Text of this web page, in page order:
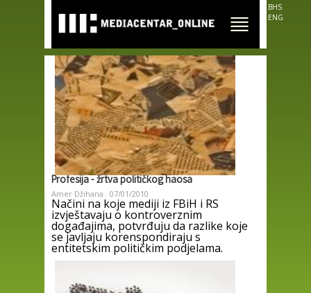
main
content
BHS
ENG
Profesija - žrtva političkog haosa
Amer Džihana 07/01/2010
Načini na koje mediji iz FBiH i RS
izvještavaju o kontroverznim
događajima, potvrđuju da razlike koje
se javljaju korenspondiraju s
entitetskim političkim podjelama.